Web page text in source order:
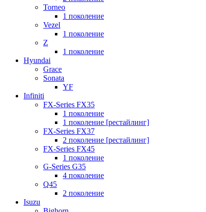
Torneo
1 поколение
Vezel
1 поколение
Z
1 поколение
Hyundai
Grace
Sonata
YF
Infiniti
FX-Series FX35
1 поколение
1 поколение [рестайлинг]
FX-Series FX37
2 поколение [рестайлинг]
FX-Series FX45
1 поколение
G-Series G35
4 поколение
Q45
2 поколение
Isuzu